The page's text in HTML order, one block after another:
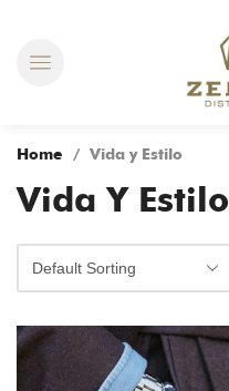
Home / Vida y Estilo
Vida Y Estilo